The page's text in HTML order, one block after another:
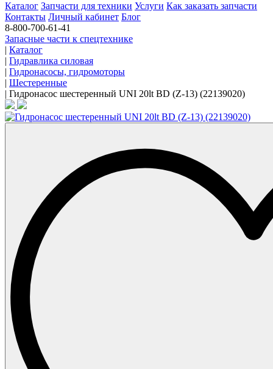
Каталог Запчасти для техники Услуги Как заказать запчасти
Контакты Личный кабинет Блог
8-800-700-61-41
Запасные части к спецтехнике
| Каталог
| Гидравлика силовая
| Гидронасосы, гидромоторы
| Шестеренные
| Гидронасос шестеренный UNI 20lt BD (Z-13) (22139020)